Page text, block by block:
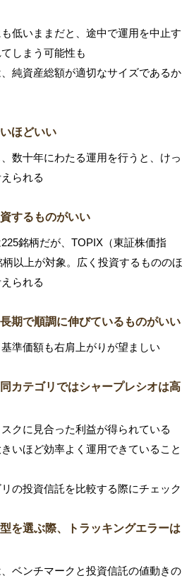
低いままだと、途中で運用を中止す
しまう可能性も
純資産総額が適切なサイズであるか
ほどいい
数十年にわたる運用を行うと、けっ
られる
するものがいい
銘柄だが、TOPIX（東証株価指
以上が対象。広く投資するもののほ
られる
期で順調に伸びているものがいい
準価額も右肩上がりが望ましい
カテゴリではシャープレシオは高
クに見合った利益が得られている
いほど効率よく運用できていること
の投資信託を比較する際にチェック
を選ぶ際、トラッキングエラーは
ベンチマークと投資信託の値動きの